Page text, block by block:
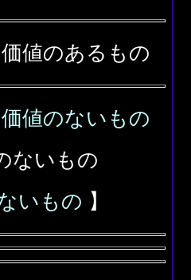
値のあるもの
値のないもの
ないもの
いもの 】